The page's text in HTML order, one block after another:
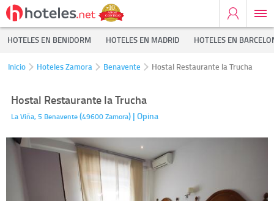
HOTELES EN BENIDORM HOTELES EN MADRID HOTELES EN
Inicio Hoteles Zamora Benavente Hostal Restaurante la Trucha
Hostal Restaurante la Trucha
La Viña, 5 Benavente(49600Zamora) | Opina